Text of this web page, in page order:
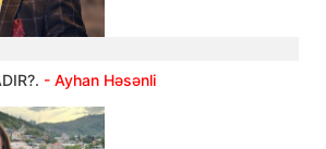
- Ayhan Həsənli